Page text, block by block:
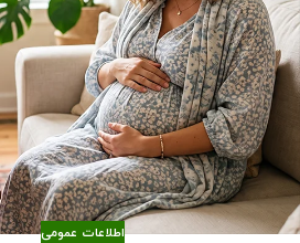
اطلاعات عمومی